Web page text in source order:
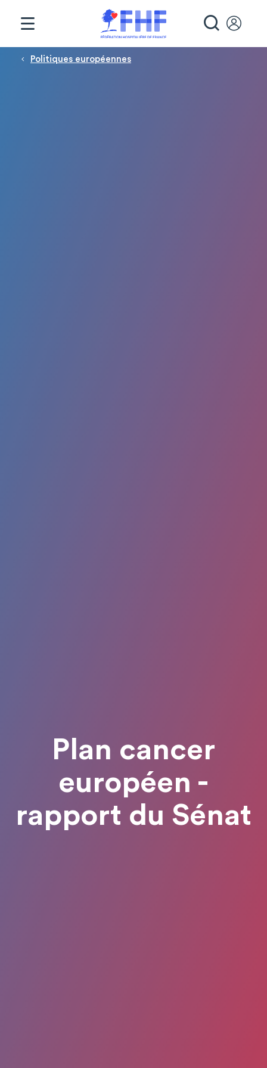
Fil d'Ariane
Politiques européennes
Plan cancer
européen -
rapport du Sénat
Panneau de gestion des cookies